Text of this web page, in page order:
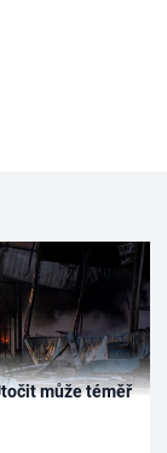
může téměř